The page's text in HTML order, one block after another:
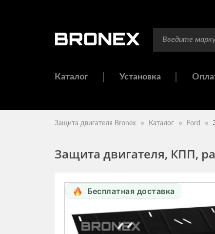
Каталог Установка
Защита двигателя Bronex Каталог Ford
Защита двигателя, КПП,
Бесплатная доставка